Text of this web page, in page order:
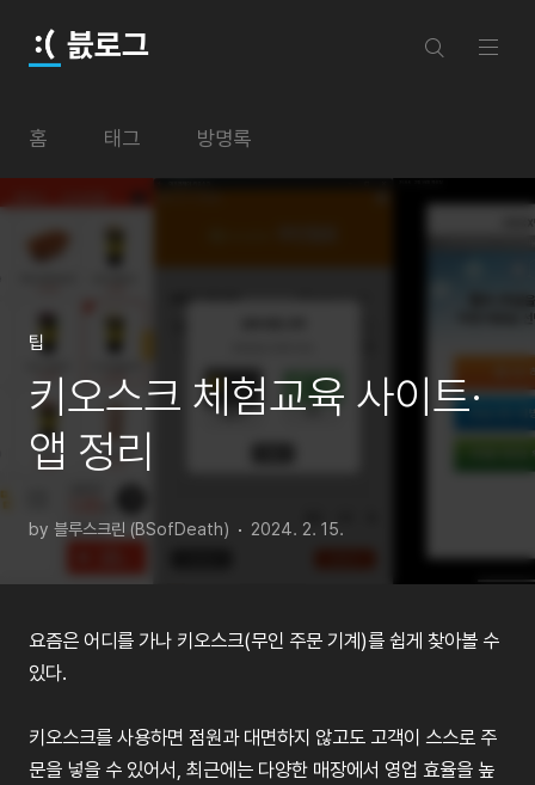
븘로그
홈 태그 방명록
팁
키오스크 체험교육 사이트·
앱 정리
by 블루스크린 (BSofDeath) 2024. 2. 15.
요즘은 어디를 가나 키오스크(무인 주문 기계)를 쉽게 찾아볼 수
있다.
키오스크를 사용하면 점원과 대면하지 않고도 고객이 스스로 주
문을 넣을 수 있어서, 최근에는 다양한 매장에서 영업 효율을 높